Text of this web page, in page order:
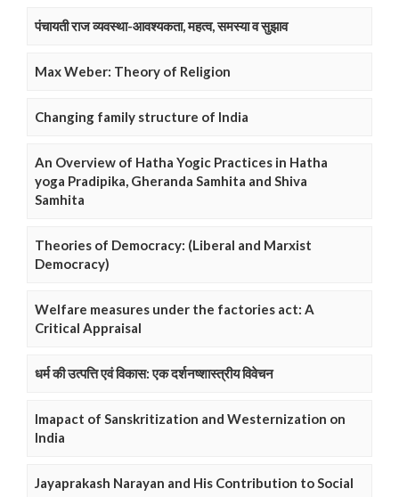
पंचायती राज व्यवस्था-आवश्यकता, महत्व, समस्या व सुझाव
Max Weber: Theory of Religion
Changing family structure of India
An Overview of Hatha Yogic Practices in Hatha
yoga Pradipika, Gheranda Samhita and Shiva
Samhita
Theories of Democracy: (Liberal and Marxist
Democracy)
Welfare measures under the factories act: A
Critical Appraisal
धर्म की उत्पत्ति एवं विकास: एक दर्शनष्शास्त्रीय विवेचन
Imapact of Sanskritization and Westernization on
India
Jayaprakash Narayan and His Contribution to Social